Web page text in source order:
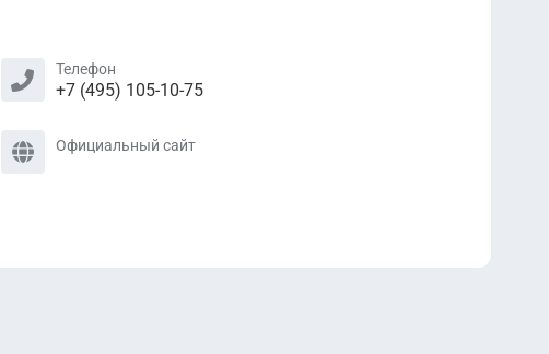
Телефон
+7 (495) 105-10-75
Официальный сайт